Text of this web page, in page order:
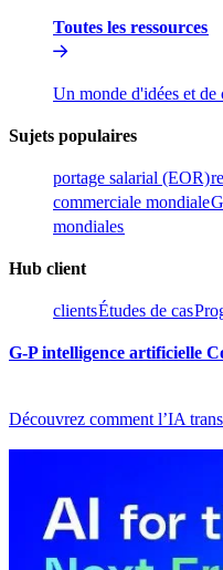
Toutes les ressources​​
Un monde d'idées et de
Sujets populaires​​
portage salarial (EOR)​​
commerciale mondiale​​
mondiales​​
Hub client​​
clients​​Études de cas​​
G-P intelligence artificielle
Découvrez comment l’IA